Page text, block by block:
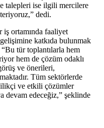
talepleri ise ilgili mercilere
dedi.
iş ortamında faaliyet
katkıda bulunmak
tür toplantılarla hem
hem de çözüm odaklı
ve önerileri,
Tüm sektörlerde
ve etkili çözümler
devam edeceğiz,” şeklinde